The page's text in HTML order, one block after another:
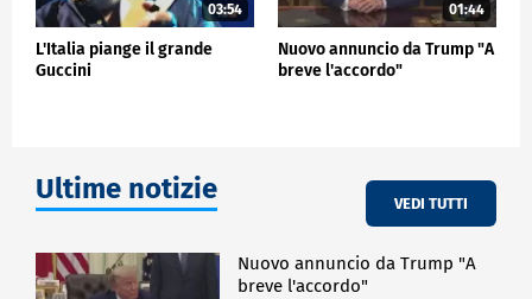
03:54
L'Italia piange il grande
Guccini
01:44
Nuovo annuncio da Trump "A
breve l'accordo"
Ultime notizie VEDI TUTTI
Nuovo annuncio da Trump "A
breve l'accordo"